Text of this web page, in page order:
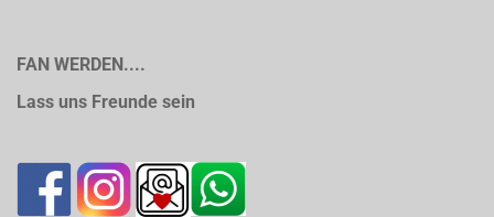
FAN WERDEN....
Lass uns Freunde sein